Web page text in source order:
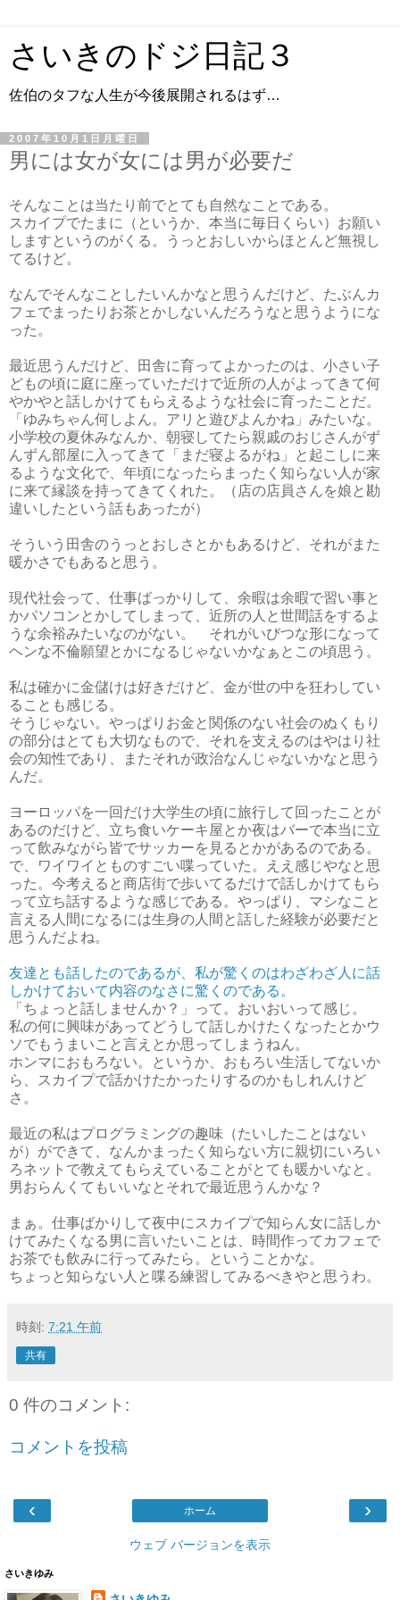
さいきのドジ日記３
佐伯のタフな人生が今後展開されるはず…
2007年10月1日月曜日
男には女が女には男が必要だ
そんなことは当たり前でとても自然なことである。
スカイプでたまに（というか、本当に毎日くらい）お願い
しますというのがくる。うっとおしいからほとんど無視し
てるけど。
なんでそんなことしたいんかなと思うんだけど、たぶんカ
フェでまったりお茶とかしないんだろうなと思うようにな
った。
最近思うんだけど、田舎に育ってよかったのは、小さい子
どもの頃に庭に座っていただけで近所の人がよってきて何
やかやと話しかけてもらえるような社会に育ったことだ。
「ゆみちゃん何しよん。アリと遊びよんかね」みたいな。
小学校の夏休みなんか、朝寝してたら親戚のおじさんがず
んずん部屋に入ってきて「まだ寝よるがね」と起こしに来
るような文化で、年頃になったらまったく知らない人が家
に来て縁談を持ってきてくれた。（店の店員さんを娘と勘
違いしたという話もあったが）
そういう田舎のうっとおしさとかもあるけど、それがまた
暖かさでもあると思う。
現代社会って、仕事ばっかりして、余暇は余暇で習い事と
かパソコンとかしてしまって、近所の人と世間話をするよ
うな余裕みたいなのがない。 それがいびつな形になって
ヘンな不倫願望とかになるじゃないかなぁとこの頃思う。
私は確かに金儲けは好きだけど、金が世の中を狂わしてい
ることも感じる。
そうじゃない。やっぱりお金と関係のない社会のぬくもり
の部分はとても大切なもので、それを支えるのはやはり社
会の知性であり、またそれが政治なんじゃないかなと思う
んだ。
ヨーロッパを一回だけ大学生の頃に旅行して回ったことが
あるのだけど、立ち食いケーキ屋とか夜はバーで本当に立
って飲みながら皆でサッカーを見るとかがあるのである。
で、ワイワイとものすごい喋っていた。ええ感じやなと思
った。今考えると商店街で歩いてるだけで話しかけてもら
って立ち話するような感じである。やっぱり、マシなこと
言える人間になるには生身の人間と話した経験が必要だと
思うんだよね。
友達とも話したのであるが、私が驚くのはわざわざ人に話
しかけておいて内容のなさに驚くのである。
「ちょっと話しませんか？」って。おいおいって感じ。
私の何に興味があってどうして話しかけたくなったとかウ
ソでもうまいこと言えとか思ってしまうねん。
ホンマにおもろない。というか、おもろい生活してないか
ら、スカイプで話かけたかったりするのかもしれんけど
さ。
最近の私はプログラミングの趣味（たいしたことはない
が）ができて、なんかまったく知らない方に親切にいろい
ろネットで教えてもらえていることがとても暖かいなと。
男おらんくてもいいなとそれで最近思うんかな？
まぁ。仕事ばかりして夜中にスカイプで知らん女に話しか
けてみたくなる男に言いたいことは、時間作ってカフェで
お茶でも飲みに行ってみたら。ということかな。
ちょっと知らない人と喋る練習してみるべきやと思うわ。
時刻: 7:21 午前
共有
0 件のコメント:
コメントを投稿
‹ ›
ホーム
ウェブ バージョンを表示
さいきゆみ